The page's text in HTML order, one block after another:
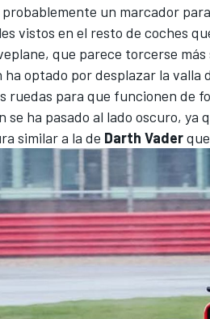
probablemente un marcador
vistos en el resto de coches
que parece torcerse
ha optado por desplazar la
ruedas para que funcionen de
se ha pasado al lado oscuro, ya
similar a la de Darth Vader